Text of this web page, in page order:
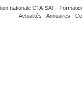
nationale CFA-SAT -
Actualités -Annuaires -